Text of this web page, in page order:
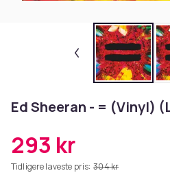
Ed Sheeran - = (Vinyl)
293 kr
Tidligere laveste pris: 304 kr